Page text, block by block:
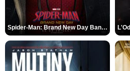
Spider-Man: Brand New Day Bande-annonce VO STFR